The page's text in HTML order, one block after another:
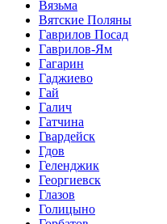
Вязьма
Вятские Поляны
Гаврилов Посад
Гаврилов-Ям
Гагарин
Гаджиево
Гай
Галич
Гатчина
Гвардейск
Гдов
Геленджик
Георгиевск
Глазов
Голицыно